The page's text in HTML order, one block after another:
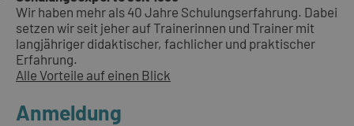
Wir haben mehr als 40 Jahre Schulungserfahrung. Dabei
setzen wir seit jeher auf Trainerinnen und Trainer mit
langjähriger didaktischer, fachlicher und praktischer
Erfahrung.
Alle Vorteile auf einen Blick
Anmeldung